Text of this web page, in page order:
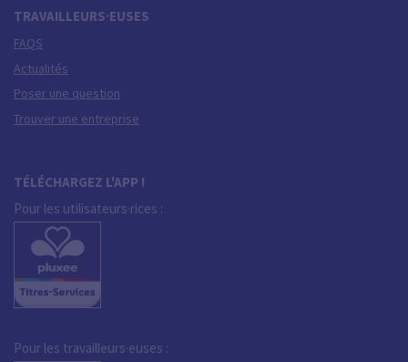
TRAVAILLEURS·EUSES
FAQS
Actualités
Poser une question
Trouver une entreprise
TÉLÉCHARGEZ L'APP !
Pour les utilisateurs·rices :
Pour les travailleurs·euses :